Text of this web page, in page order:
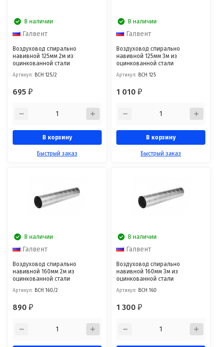
В наличии
Галвент
Воздуховод спирально
навивной 125мм 2м из
оцинкованной стали
Артикул: ВСН 125/2
695₽
В корзину
Быстрый заказ
В наличии
Галвент
Воздуховод спирально
навивной 125мм 3м из
оцинкованной стали
Артикул: ВСН 125
1 010₽
В корзину
Быстрый заказ
В наличии
Галвент
Воздуховод спирально
навивной 160мм 2м из
оцинкованной стали
Артикул: ВСН 160/2
890₽
В наличии
Галвент
Воздуховод спирально
навивной 160мм 3м из
оцинкованной стали
Артикул: ВСН 160
1 300₽